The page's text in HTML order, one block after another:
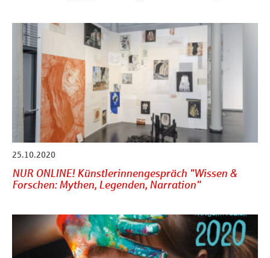
25.10.2020
NUR ONLINE! Künstlerinnengespräch "Wissen &
Forschen: Mythen, Legenden, Narration"